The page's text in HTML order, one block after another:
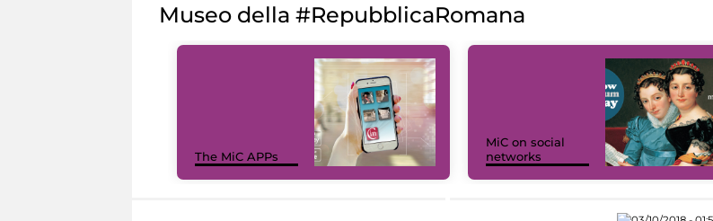
Museo della #RepubblicaRomana
The MiC APPs
MiC on social
networks